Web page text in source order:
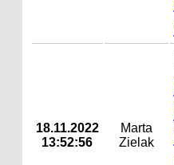
18.11.2022
13:52:56
Marta
Zielak